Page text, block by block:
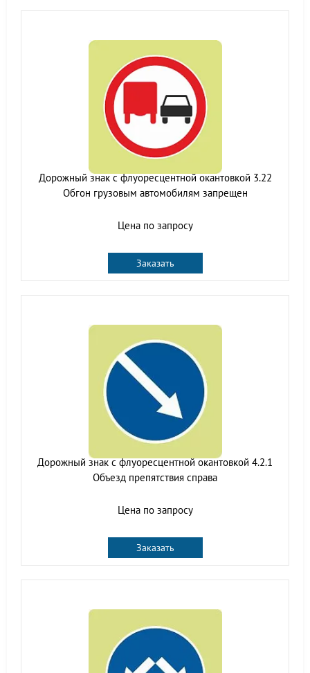
Дорожный знак с флуоресцентной окантовкой 3.22
Обгон грузовым автомобилям запрещен
Цена по запросу
Заказать
Дорожный знак с флуоресцентной окантовкой 4.2.1
Объезд препятствия справа
Цена по запросу
Заказать